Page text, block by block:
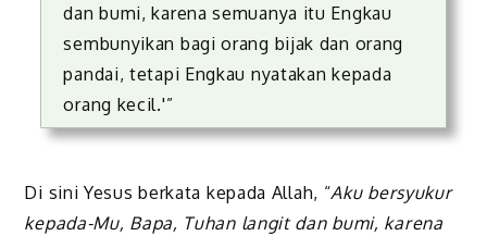
dan bumi, karena semuanya itu Engkau
sembunyikan bagi orang bijak dan orang
pandai, tetapi Engkau nyatakan kepada
orang kecil.'”
Di sini Yesus berkata kepada Allah, “Aku bersyukur
kepada-Mu, Bapa, Tuhan langit dan bumi, karena